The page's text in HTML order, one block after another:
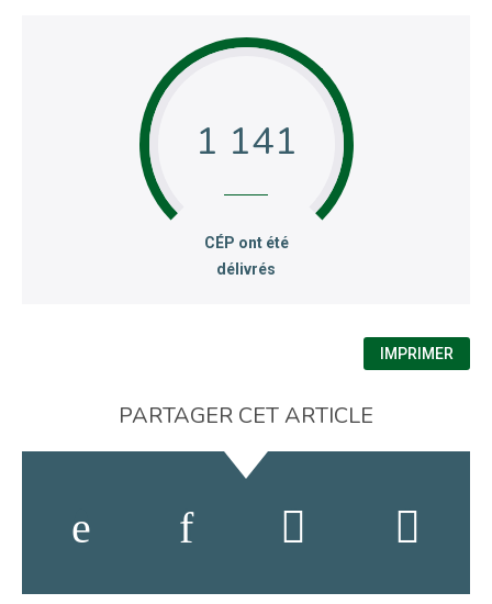
1 144
:CÉP ont été
délivrés
IMPRIMER
PARTAGER CET ARTICLE